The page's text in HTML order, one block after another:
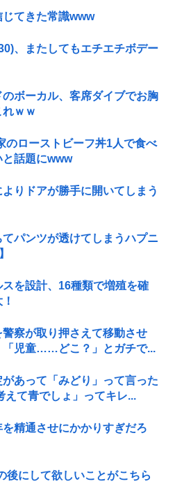
じてきた常識www
、またしてもエチエチボデー
のボーカル、客席ダイブでお胸
ｗｗ
のローストビーフ丼1人で食べ
話題にwww
りドアが勝手に開いてしまう
パンツが透けてしまうハプニ
を設計、16種類で増殖を確
警察が取り押さえて移動させ
「児童……どこ？」とガチで...
あって「みどり」って言った
えて青でしょ」ってキレ...
精通させにかかりすぎだろ
後にして欲しいことがこちら